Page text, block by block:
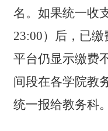
名。如果统一收
23:00）后，已
平台仍显示缴费
间段在各学院教
统一报给教务科。